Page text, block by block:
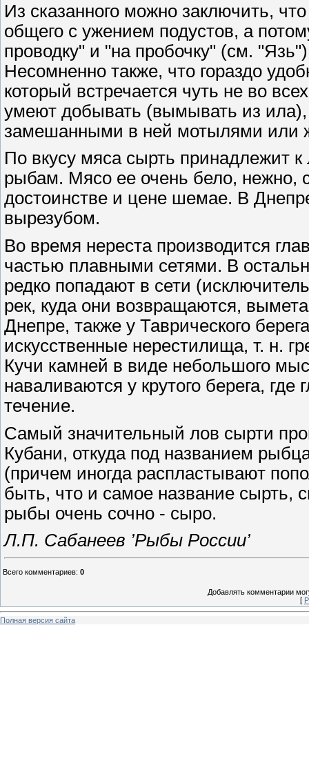
Из сказанного можно заключить,
общего с ужением подустов, а
проводку" и "на пробочку" (см.
Несомненно также, что гораздо
который встречается чуть не во
умеют добывать (вымывать из ила),
замешанными в ней мотылями или
По вкусу мяса сырть принадлежит
рыбам. Мясо ее очень бело, нежно,
достоинстве и цене шемае. В
вырезубом.
Во время нереста производится
частью плавными сетями. В
редко попадают в сети
рек, куда они возвращаются,
Днепре, также у Таврического
искусственные нерестилища, т. н.
Кучи камней в виде небольшого
наваливаются у крутого берега, где
течение.
Самый значительный лов сырти
Кубани, откуда под названием
(причем иногда распластывают
быть, что и самое название сырть,
рыбы очень сочно - сыро.
Л.П. Сабанеев ’Рыбы России’
Всего комментариев: 0
Добавлять комментарии
[
Полная версия сайта